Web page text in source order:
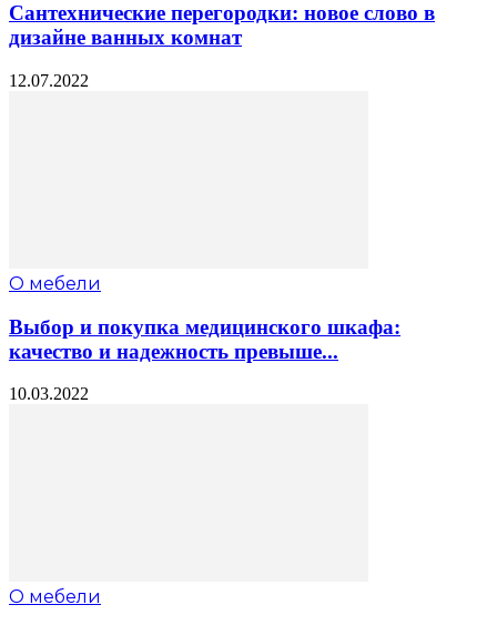
Сантехнические перегородки: новое слово в
дизайне ванных комнат
12.07.2022
О мебели
Выбор и покупка медицинского шкафа:
качество и надежность превыше...
10.03.2022
О мебели